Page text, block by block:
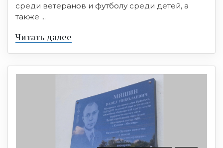
среди ветеранов и футболу среди детей, а
также ...
Читать далее